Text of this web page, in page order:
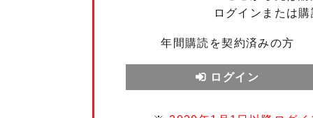
ログインまたは
年間購読を契約済みの方
ログイン